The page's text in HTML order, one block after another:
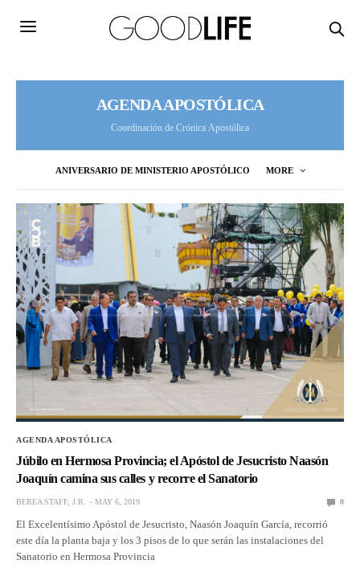
AGENDA APOSTÓLICA
Coordinación de Crónica Apostólica
ANIVERSARIO DE MINISTERIO APOSTÓLICO MORE
AGENDA APOSTÓLICA
Júbilo en Hermosa Provincia; el Apóstol de Jesucristo Naasón
Joaquín camina sus calles y recorre el Sanatorio
BEREA STAFF, J.R. MAY 6, 2019 0
El Excelentísimo Apóstol de Jesucristo, Naasón Joaquín García, recorrió
este día la planta baja y los 3 pisos de lo que serán las instalaciones del
Sanatorio en Hermosa Provincia